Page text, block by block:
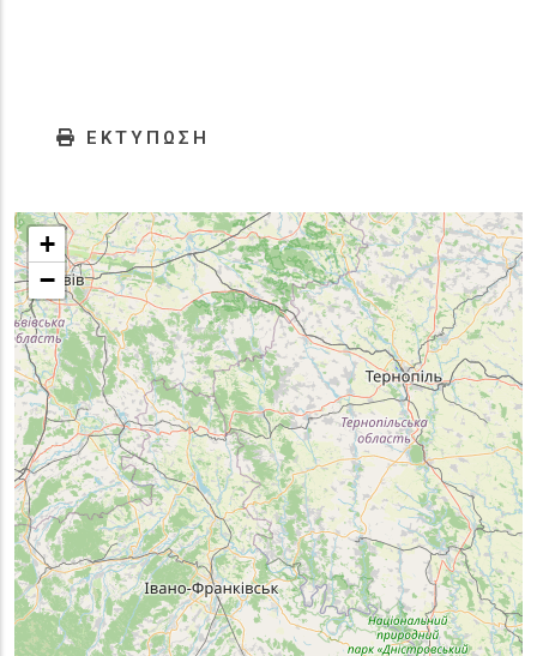
ΕΚΤΥΠΩΣΗ
+
−